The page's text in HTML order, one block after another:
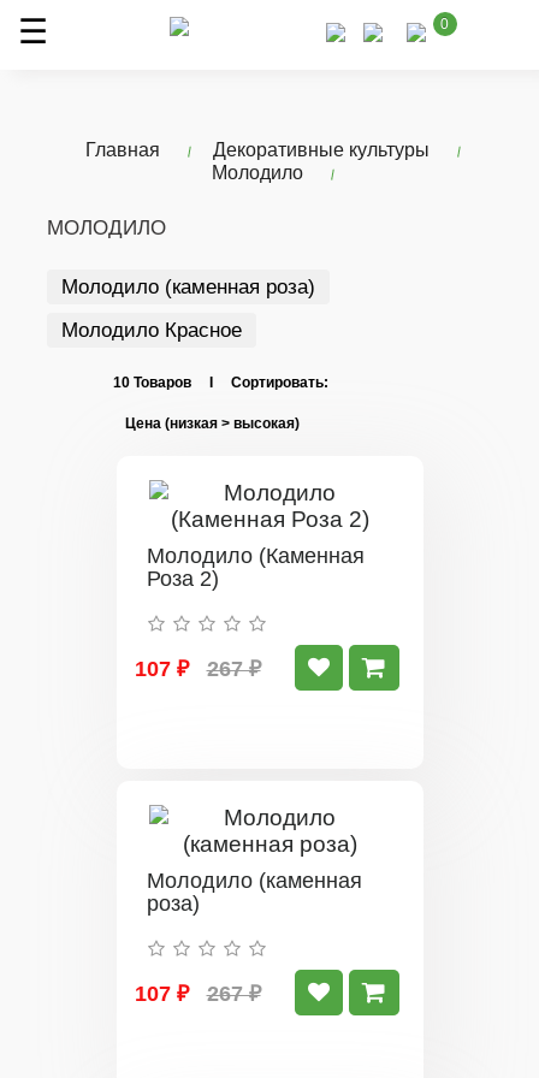
0
Главная
Декоративные культуры
Молодило
МОЛОДИЛО
Молодило (каменная роза)
Молодило Красное
10 Товаров I Сортировать:
Молодило (Каменная
Роза 2)
107 ₽ 267 ₽
Молодило (каменная
роза)
107 ₽ 267 ₽